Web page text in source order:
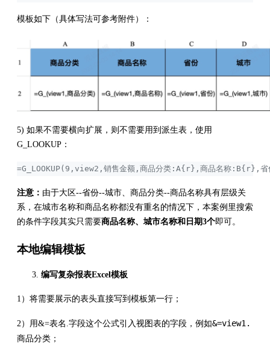
模板如下（具体写法可参考附件）：
5) 如果不需要横向扩展，则不需要用到派生表，使用
G_LOOKUP：
=G_LOOKUP(9,view2,销售金额,商品分类:A{r},商品名称
注意： 由于大区--省份--城市、商品分类--商品名称具有层级关
系，在城市名称和商品名称都没有重名的情况下，本案例里搜索
的条件字段其实只需要商品名称、城市名称和日期3个即可。
本地编辑模板
编写复杂报表Excel模板
1）将需要展示的表头直接写到模板第一行；
2）用&=表名.字段这个公式引入视图表的字段，例如&=view1.
商品分类 ；